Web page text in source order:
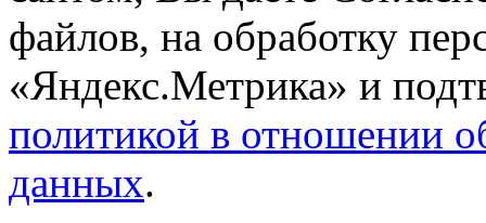
файлов, на обработку
«Яндекс.Метрика» и
политикой в отношении
данных.